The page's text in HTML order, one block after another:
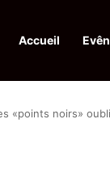
Accueil
Qods : l’Algérie
«points noirs»